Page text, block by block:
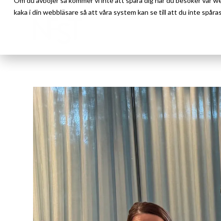
kaka i din webbläsare så att våra system kan se till att du inte